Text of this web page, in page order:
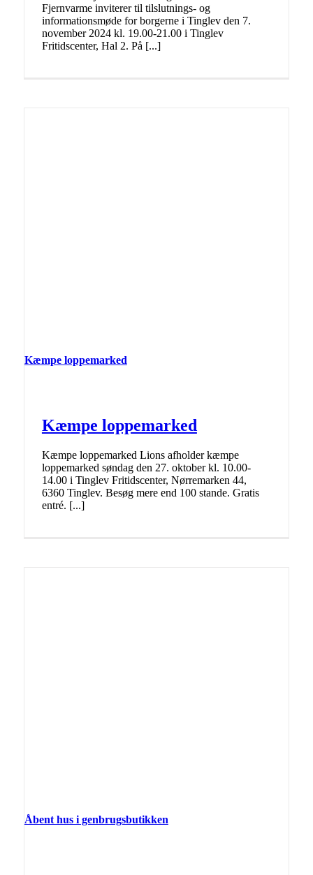
Fjernvarme inviterer til tilslutnings- og
informationsmøde for borgerne i Tinglev den 7.
november 2024 kl. 19.00-21.00 i Tinglev
Fritidscenter, Hal 2. På [...]
Kæmpe loppemarked
Kæmpe loppemarked
Kæmpe loppemarked Lions afholder kæmpe
loppemarked søndag den 27. oktober kl. 10.00-
14.00 i Tinglev Fritidscenter, Nørremarken 44,
6360 Tinglev. Besøg mere end 100 stande. Gratis
entré. [...]
Åbent hus i genbrugsbutikken